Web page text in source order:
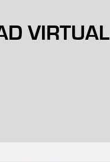
VIRTUAL